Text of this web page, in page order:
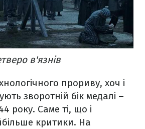
в'язнів
прориву, хоч і
зворотній бік медалі –
року. Саме ті, що і
критики. На